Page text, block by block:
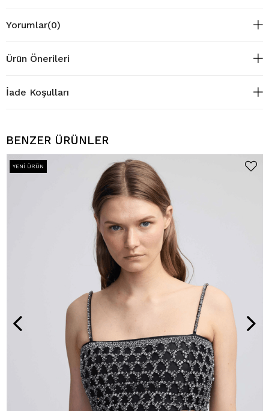
Yorumlar(0)
Ürün Önerileri
İade Koşulları
BENZER ÜRÜNLER
YENI ÜRÜN